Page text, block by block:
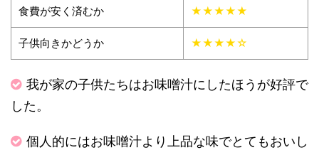
食費が安く済むか ★★★★★
子供向きかどうか ★★★★☆
我が家の子供たちはお味噌汁にしたほうが好評で
した。
個人的にはお味噌汁より上品な味でとてもおいし